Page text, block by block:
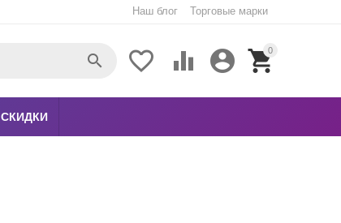
Наш блог Торговые марки
0


 

СКИДКИ